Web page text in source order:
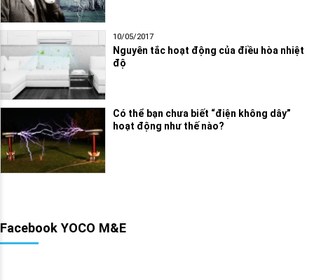
10/05/2017
Nguyên tắc hoạt động của điều hòa nhiệt
độ
Có thể bạn chưa biết “điện không dây”
hoạt động như thế nào?
Facebook YOCO M&E